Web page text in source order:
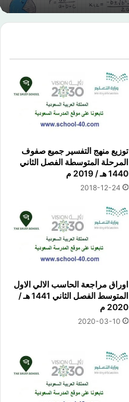
توزيع منهج التفسير جميع صفوف
المرحلة المتوسطة الفصل الثاني
1440 هـ / 2019 م
2018-12-24
اوراق مراجعة الحاسب الالي الاول
المتوسط الفصل الثاني 1441 هـ /
2020 م
2020-03-10